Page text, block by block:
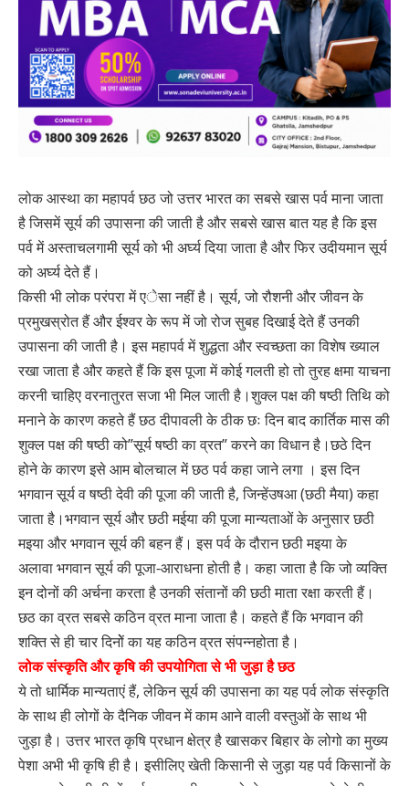
लोक आस्था का महापर्व छठ जो उत्तर भारत का सबसे खास पर्व माना जाता
है जिसमें सूर्य की उपासना की जाती है और सबसे खास बात यह है कि इस
पर्व में अस्ताचलगामी सूर्य को भी अर्घ्य दिया जाता है और फिर उदीयमान सूर्य
को अर्घ्य देते हैं।
किसी भी लोक परंपरा में एेसा नहीं है। सूर्य, जो रौशनी और जीवन के
प्रमुखस्रोत हैं और ईश्वर के रूप में जो रोज सुबह दिखाई देते हैं उनकी
उपासना की जाती है। इस महापर्व में शुद्धता और स्वच्छता का विशेष ख्याल
रखा जाता है और कहते हैं कि इस पूजा में कोई गलती हो तो तुरह क्षमा याचना
करनी चाहिए वरनातुरत सजा भी मिल जाती है।शुक्ल पक्ष की षष्ठी तिथि को
मनाने के कारण कहते हैं छठ दीपावली के ठीक छः दिन बाद कार्तिक मास की
शुक्ल पक्ष की षष्ठी को”सूर्य षष्ठी का व्रत” करने का विधान है।छठे दिन
होने के कारण इसे आम बोलचाल में छठ पर्व कहा जाने लगा । इस दिन
भगवान सूर्य व षष्ठी देवी की पूजा की जाती है, जिन्हेंउषआ (छठी मैया) कहा
जाता है।भगवान सूर्य और छठी मईया की पूजा मान्यताओं के अनुसार छठी
मइया और भगवान सूर्य की बहन हैं। इस पर्व के दौरान छठी मइया के
अलावा भगवान सूर्य की पूजा-आराधना होती है। कहा जाता है कि जो व्यक्ति
इन दोनों की अर्चना करता है उनकी संतानों की छठी माता रक्षा करती हैं।
छठ का व्रत सबसे कठिन व्रत माना जाता है। कहते हैं कि भगवान की
शक्ति से ही चार दिनोें का यह कठिन व्रत संपन्नहोता है।
लोक संस्कृति और कृषि की उपयोगिता से भी जुड़ा है छठ
ये तो धार्मिक मान्यताएं हैं, लेकिन सूर्य की उपासना का यह पर्व लोक संस्कृति
के साथ ही लोगों के दैनिक जीवन में काम आने वाली वस्तुओं के साथ भी
जुड़ा है। उत्तर भारत कृषि प्रधान क्षेत्र है खासकर बिहार के लोगो का मुख्य
पेशा अभी भी कृषि ही है। इसीलिए खेती किसानी से जुड़ा यह पर्व किसानों के